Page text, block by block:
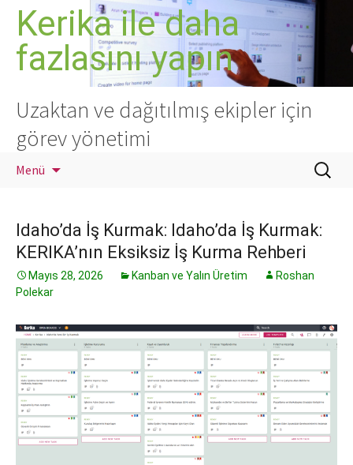
İçeriğeKerika ile daha
fazlasını yapın
Uzaktan ve dağıtılmış ekipler için
görev yönetimi
Menü
Arama:
Idaho’da İş Kurmak: Idaho’da İş Kurmak:
KERIKA’nın Eksiksiz İş Kurma Rehberi
Mayıs 28, 2026 Kanban ve Yalın Üretim
Roshan
Polekar